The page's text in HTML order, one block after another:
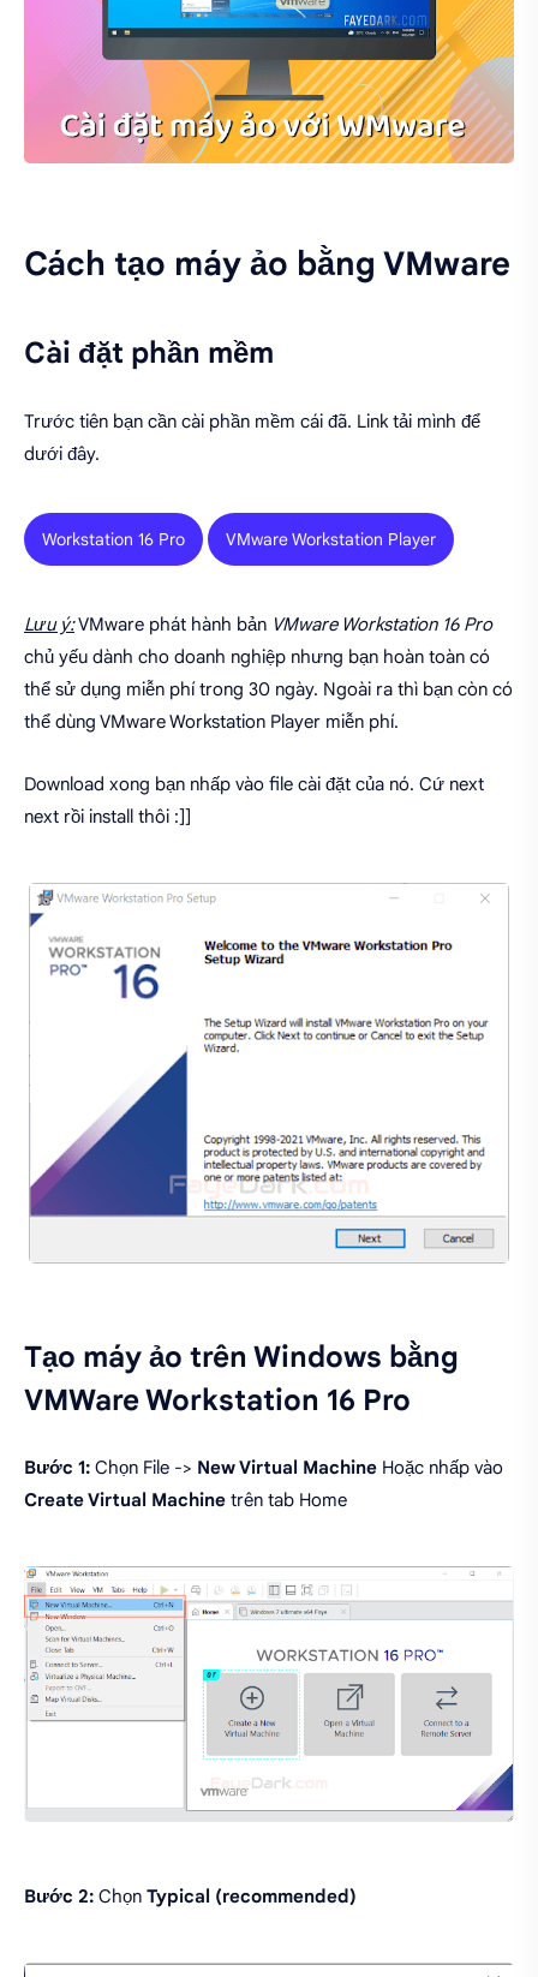
Cách tạo máy ảo bằng VMware
Cài đặt phần mềm
Trước tiên bạn cần cài phần mềm cái đã. Link tải mình để
dưới đây.
Workstation 16 Pro VMware Workstation Player
Lưu ý:VMware phát hành bản VMware Workstation 16 Pro
chủ yếu dành cho doanh nghiệp nhưng bạn hoàn toàn có
thể sử dụng miễn phí trong 30 ngày. Ngoài ra thì bạn còn có
thể dùng VMware Workstation Player miễn phí.
Download xong bạn nhấp vào file cài đặt của nó. Cứ next
next rồi install thôi :]]
Tạo máy ảo trên Windows bằng
VMWare Workstation 16 Pro
Bước 1: Chọn File -> New Virtual Machine Hoặc nhấp vào
Create Virtual Machine trên tab Home
Bước 2: Chọn Typical (recommended)